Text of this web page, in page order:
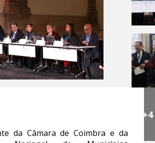
+4
da Câmara de Coimbra e da